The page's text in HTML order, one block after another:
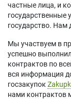
частные лица, и
государственные
государство.
Мы участвуем в
успешно
контрактов по
вся информация
госзакупок
нами контрактов